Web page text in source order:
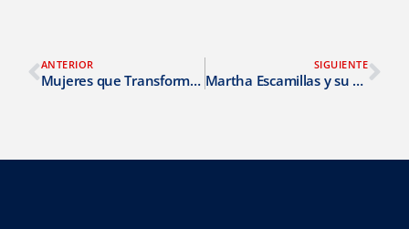
ANTERIOR
Mujeres que Transforman la Industria Aeronáutica
SIGUIENTE
Martha Escamillas y su rol de analista en SMS en Airlink